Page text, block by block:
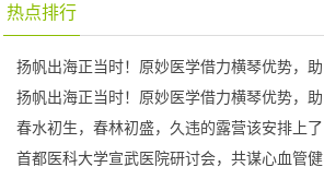
热点排行
扬帆出海正当时！原妙医学借力横琴优势，助
扬帆出海正当时！原妙医学借力横琴优势，助
春水初生，春林初盛，久违的露营该安排上了
首都医科大学宣武医院研讨会，共谋心血管健